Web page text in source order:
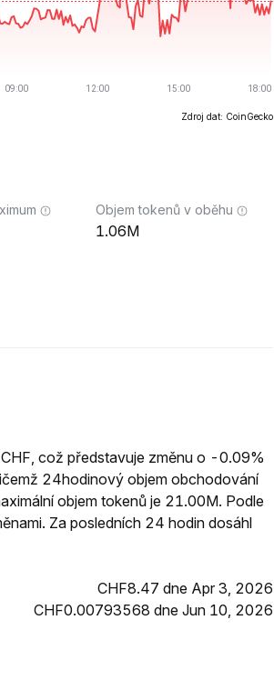
Zdroj dat: CoinGecko
Objem tokenů v oběhu
1.06M
což představuje změnu o -0.09%
24hodinový objem obchodování
objem tokenů je 21.00M. Podle
Za posledních 24 hodin dosáhl
CHF8.47 dne Apr 3, 2026
CHF0.00793568 dne Jun 10, 2026